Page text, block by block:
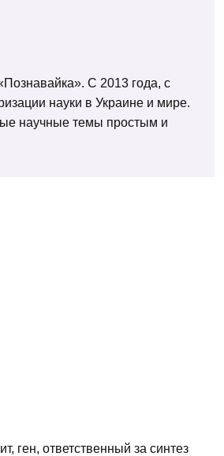
С 2013 года, с
науки в Украине и мире.
научные темы простым и
ген, ответственный за синтез